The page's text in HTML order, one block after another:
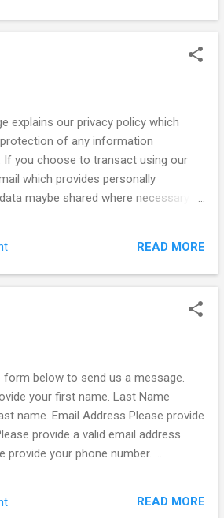
explains our privacy policy which
of any information
If you choose to transact using our
which provides personally
maybe shared where necessary
manner. An example might be in
complaints that require
agencies. Cookies Some
site to enable it to recognize you for
on the hard disk of your computer.
No personally identifiable information
browsing of this website except for
via email. What Happens When I
READ MORE
below to send us a message.
your first name. Last Name
name. Email Address Please provide
provide a valid email address.
your phone number. ...
READ MORE